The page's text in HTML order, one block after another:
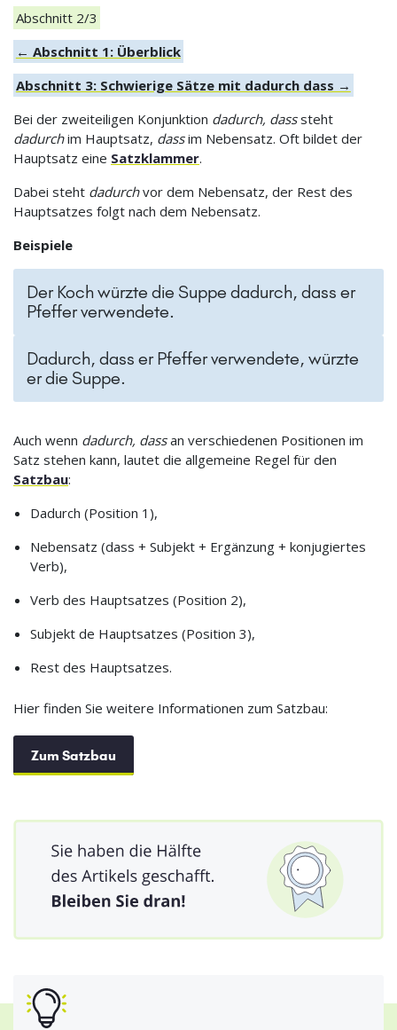
Abschnitt 2/3
← Abschnitt 1: Überblick
Abschnitt 3: Schwierige Sätze mit dadurch dass →
Bei der zweiteiligen Konjunktion dadurch, dasssteht
dadurchim Hauptsatz, dassim Nebensatz. Oft bildet der
Hauptsatz eine Satzklammer.
Dabei steht dadurchvor dem Nebensatz, der Rest des
Hauptsatzes folgt nach dem Nebensatz.
Beispiele
Der Koch würzte die Suppe dadurch, dass er
Pfeffer verwendete.
Dadurch, dass er Pfeffer verwendete, würzte
er die Suppe.
Auch wenn dadurch, dassan verschiedenen Positionen im
Satz stehen kann, lautet die allgemeine Regel für den
Satzbau:
Dadurch (Position 1),
Nebensatz (dass + Subjekt + Ergänzung + konjugiertes
Verb),
Verb des Hauptsatzes (Position 2),
Subjekt de Hauptsatzes (Position 3),
Rest des Hauptsatzes.
Hier finden Sie weitere Informationen zum Satzbau:
Zum Satzbau